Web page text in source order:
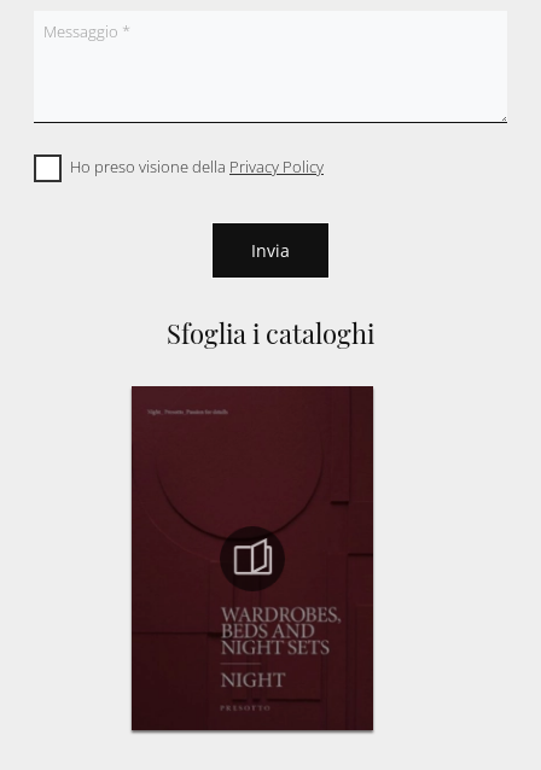
Sfoglia i cataloghi
Ho preso visione della Privacy Policy
Invia